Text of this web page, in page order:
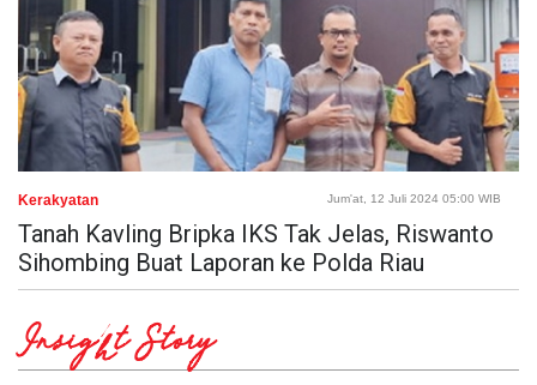
Kerakyatan Jum'at, 12 Juli 2024 05:00 WIB
Tanah Kavling Bripka IKS Tak Jelas, Riswanto
Sihombing Buat Laporan ke Polda Riau
Insight Story